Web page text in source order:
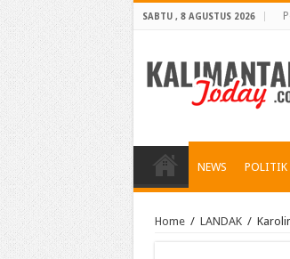
SABTU , 8 AGUSTUS 2026
NEWS POLITIK
Home / LANDAK /